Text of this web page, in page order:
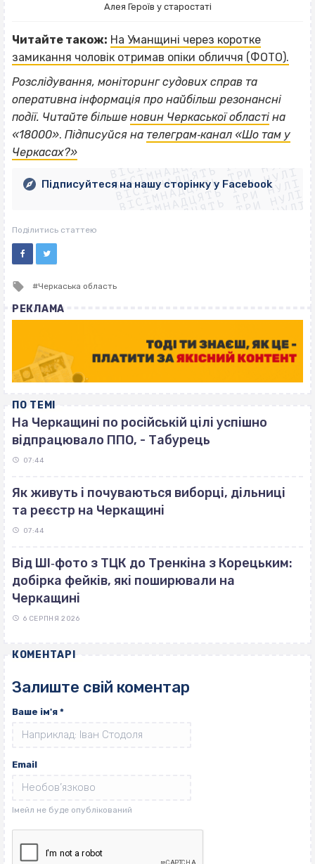
Алея Героїв у старостаті
Читайте також: На Уманщині через коротке
замикання чоловік отримав опіки обличчя (ФОТО).
Розслідування, моніторинг судових справ та
оперативна інформація про найбільш резонансні
події. Читайте більше новин Черкаської області на
«18000». Підписуйся на телеграм‐канал «Шо там у
Черкасах?»
ВІСІМНАДЦЯТЬ ТРИ НУЛІ
ВІСІМНАДЦЯТЬ ТРИ НУЛІ
ВІСІМНАДЦЯТЬ ТРИ НУЛІ
ВІСІМНАДЦЯТЬ ТРИ НУЛІ
ВІСІМНАДЦЯТЬ ТРИ НУЛІ
ВІСІМНАДЦЯТЬ ТРИ НУЛІ
ВІСІМНАДЦЯТЬ ТРИ НУЛІ
ВІСІМНАДЦЯТЬ ТРИ НУЛІ
Підписуйтеся на нашу сторінку у Facebook
Поділитись статтею
Tagged
Черкаська область
РЕКЛАМА
ПО ТЕМІ
На Черкащині по російській цілі успішно
відпрацювало ППО, - Табурець
07:44
Як живуть і почуваються виборці, дільниці
та реєстр на Черкащині
07:44
Від ШІ‐фото з ТЦК до Тренкіна з Корецьким:
добірка фейків, які поширювали на
Черкащині
6 СЕРПНЯ 2026
КОМЕНТАРІ
Залиште свій коментар
Ваше ім'я *
Email